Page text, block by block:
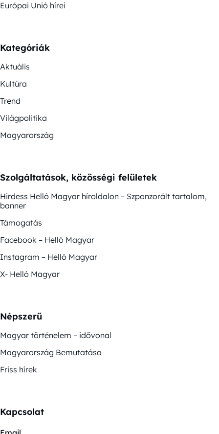
Európai Unió hírei
Kategóriák
Aktuális
Kultúra
Trend
Világpolitika
Magyarország
Szolgáltatások, közösségi felületek
Hirdess Helló Magyar híroldalon – Szponzorált tartalom,
banner
Támogatás
Facebook – Helló Magyar
Instagram – Helló Magyar
X- Helló Magyar
Népszerű
Magyar történelem – idővonal
Magyarország Bemutatása
Friss hírek
Kapcsolat